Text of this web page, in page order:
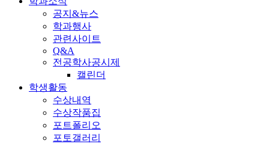
공지&뉴스
학과행사
관련사이트
Q&A
전공학사공시제
캘린더
학생활동
수상내역
수상작품집
포트폴리오
포토갤러리